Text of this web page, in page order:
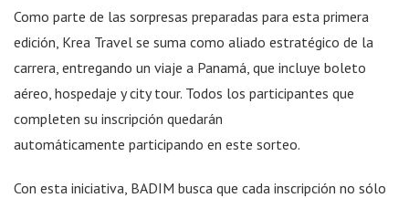
Como parte de las sorpresas preparadas para esta primera
edición, Krea Travel se suma como aliado estratégico de la
carrera, entregando un viaje a Panamá, que incluye boleto
aéreo, hospedaje y city tour. Todos los participantes que
completen su inscripción quedarán
automáticamente participando en este sorteo.
Con esta iniciativa, BADIM busca que cada inscripción no sólo